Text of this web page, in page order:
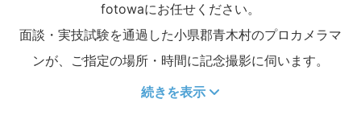
fotowaにお任せください。
面談・実技試験を通過した小県郡青木村のプロカメラマ
ンが、ご指定の場所・時間に記念撮影に伺います。
続きを表示